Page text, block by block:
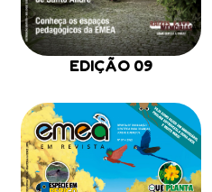
EDIÇÃO 09